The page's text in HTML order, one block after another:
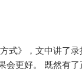
式》，文中讲了
会更好。 既然有